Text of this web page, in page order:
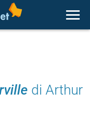
di Arthur